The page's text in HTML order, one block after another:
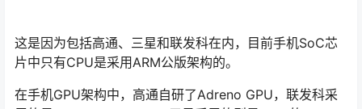
这是因为包括高通、三星和联发科在内，目前手机SoC芯
片中只有CPU是采用ARM公版架构的。
在手机GPU架构中，高通自研了Adreno GPU，联发科采